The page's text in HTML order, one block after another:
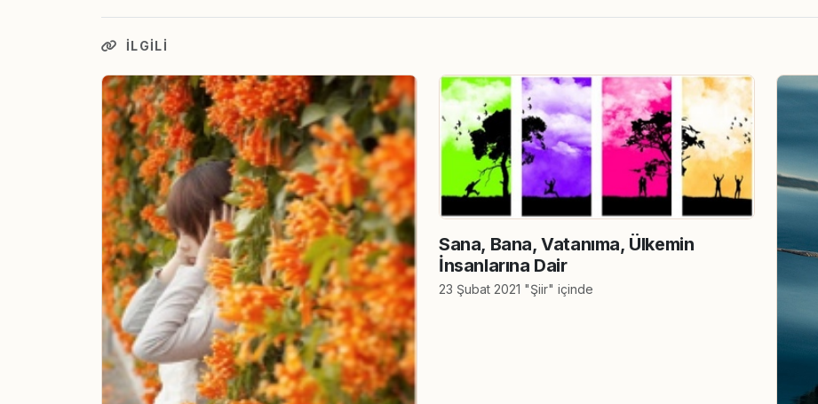
İLGILI
Sana, Bana, Vatanıma, Ülkemin
İnsanlarına Dair
23 Şubat 2021 "Şiir" içinde